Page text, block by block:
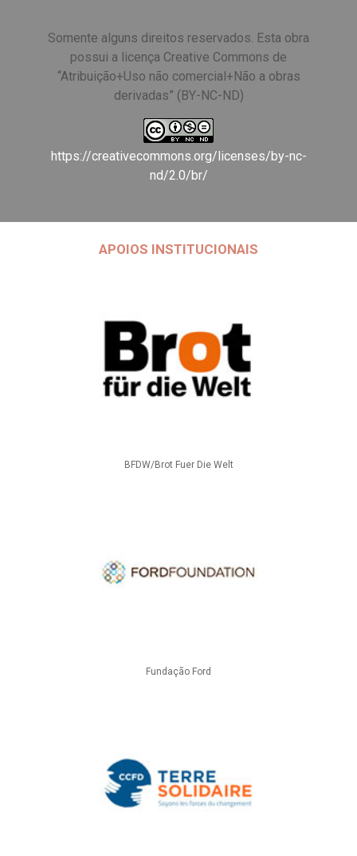
Somente alguns direitos reservados. Esta obra
possui a licença Creative Commons de
“Atribuição+Uso não comercial+Não a obras
derivadas” (BY-NC-ND)
https://creativecommons.org/licenses/by-nc-
nd/2.0/br/
APOIOS INSTITUCIONAIS
BFDW/Brot Fuer Die Welt
Fundação Ford